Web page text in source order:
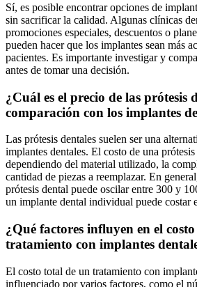
Sí, es posible encontrar opciones de
sin sacrificar la calidad. Algunas clínicas
promociones especiales, descuentos o
pueden hacer que los implantes sean más
pacientes. Es importante investigar y
antes de tomar una decisión.
¿Cuál es el precio de las prótesis
comparación con los implantes
Las prótesis dentales suelen ser una
implantes dentales. El costo de una
dependiendo del material utilizado, la
cantidad de piezas a reemplazar. En
prótesis dental puede oscilar entre 300 y
un implante dental individual puede costar
¿Qué factores influyen en el
tratamiento con implantes
El costo total de un tratamiento con
influenciado por varios factores, como el